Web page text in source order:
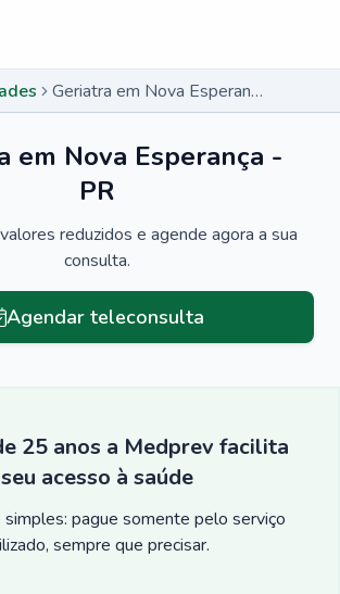
Geriatra em Nova Esperança - PR
em Nova Esperança -
PR
reduzidos e agende agora a sua
consulta.
Agendar teleconsulta
25 anos a Medprev facilita
seu acesso à saúde
simples: pague somente pelo serviço
sempre que precisar.